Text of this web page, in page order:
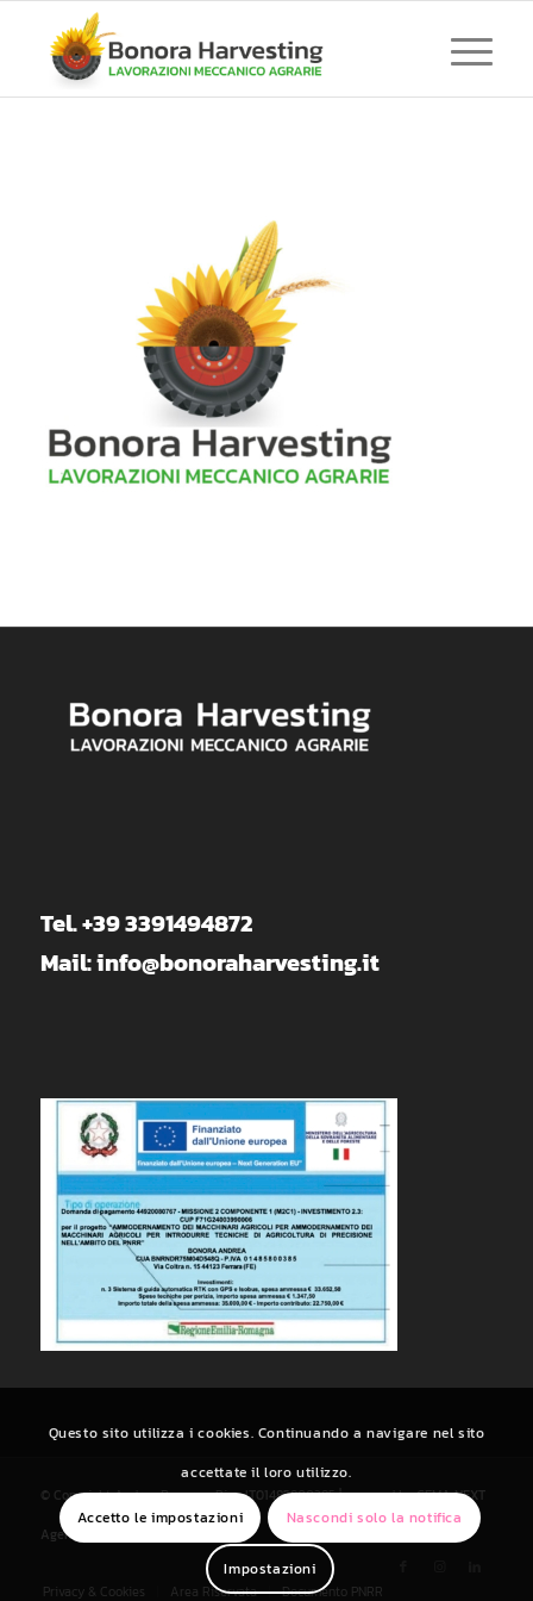
Tel. +39 3391494872
Mail: info@bonoraharvesting.it
© Copyright Andrea Bonora - P.iva IT01485800385 | powered byCEMA NEXT
Agenzia di Comunicazione
Privacy & Cookies Area Riservata Documento PNRR
Questo sito utilizza i cookies. Continuando a navigare nel sito
accettate il loro utilizzo.
Accetto le impostazioni Nascondi solo la notifica
Impostazioni